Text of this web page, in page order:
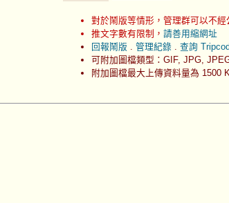
對於鬧版等情形，管理群可以不
推文字數有限制， 請善用縮網址
回報鬧版
管理紀錄. 查詢
可附加圖檔類型：GIF, JPG,
附加圖檔最大上傳資料量為 1500